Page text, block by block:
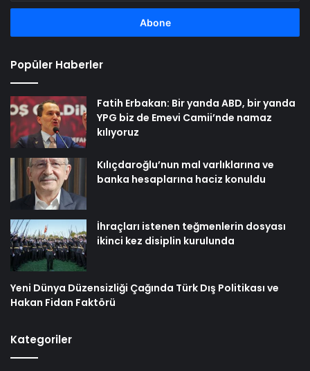
adresinizi
Popüler Haberler
Fatih Erbakan: Bir yanda ABD, bir yanda
YPG biz de Emevi Camii’nde namaz
kılıyoruz
Kılıçdaroğlu’nun mal varlıklarına ve
banka hesaplarına haciz konuldu
İhraçları istenen teğmenlerin dosyası
ikinci kez disiplin kurulunda
Yeni Dünya Düzensizliği Çağında Türk Dış Politikası ve
Hakan Fidan Faktörü
Kategoriler